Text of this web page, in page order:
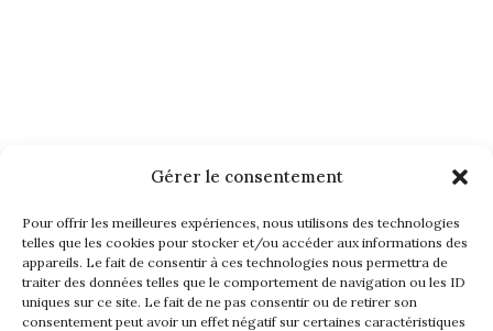
Gérer le consentement
Pour offrir les meilleures expériences, nous utilisons des technologies
telles que les cookies pour stocker et/ou accéder aux informations des
appareils. Le fait de consentir à ces technologies nous permettra de
traiter des données telles que le comportement de navigation ou les ID
uniques sur ce site. Le fait de ne pas consentir ou de retirer son
consentement peut avoir un effet négatif sur certaines caractéristiques